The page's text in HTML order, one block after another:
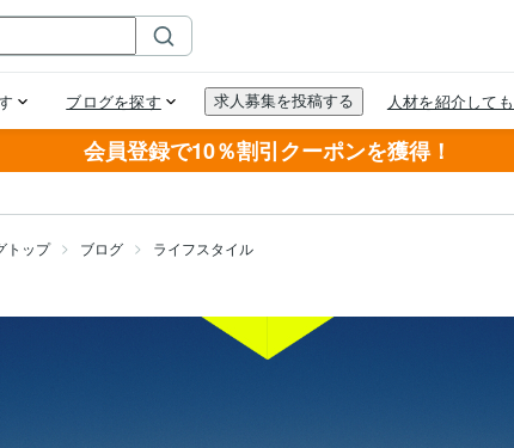
会員登録で10％割引クーポンを獲得！
トップ ブログ ライフスタイル